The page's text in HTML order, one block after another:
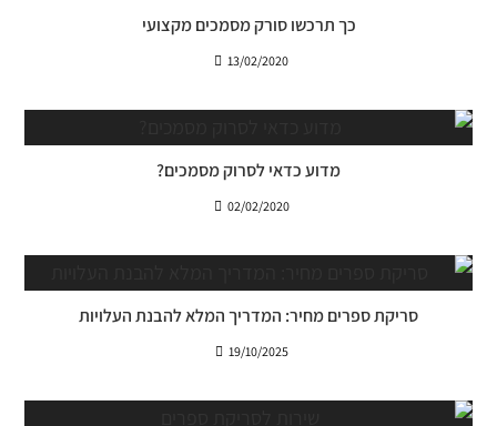
כך תרכשו סורק מסמכים מקצועי
13/02/2020
מדוע כדאי לסרוק מסמכים?
02/02/2020
סריקת ספרים מחיר: המדריך המלא להבנת העלויות
19/10/2025